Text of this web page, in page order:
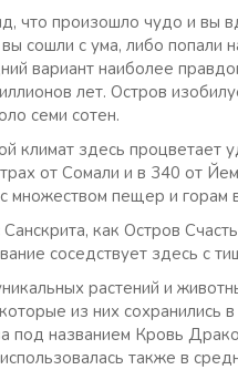
что произошло чудо и вы
сошли с ума, либо попали
вариант наиболее
лет. Остров
семи сотен.
климат здесь процветает
от Сомали и в 340 от
множеством пещер и
как Остров
соседствует здесь с
растений и
из них сохранились
под названием Кровь
также в